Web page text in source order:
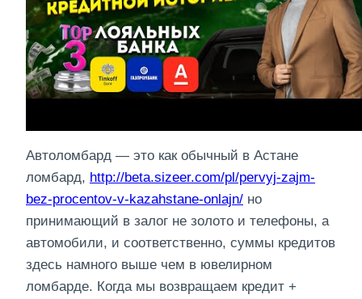
Автоломбард — это как обычный в Астане
ломбард, http://beta.sizeer.com/pl/pervyj-zajm-
bez-procentov-v-kazahstane-onlajn/ но
принимающий в залог не золото и телефоны, а
автомобили, и соответственно, суммы кредитов
здесь намного выше чем в ювелирном
ломбарде. Когда мы возвращаем кредит +